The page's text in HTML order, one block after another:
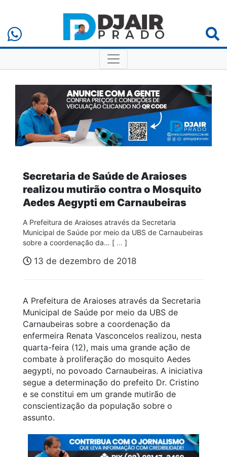
Secretaria de Saúde de Araioses
realizou mutirão contra o Mosquito
Aedes Aegypti em Carnaubeiras
A Prefeitura de Araioses através da Secretaria
Municipal de Saúde por meio da UBS de Carnaubeiras
sobre a coordenação da… [ … ]
13 de dezembro de 2018
A Prefeitura de Araioses através da Secretaria
Municipal de Saúde por meio da UBS de
Carnaubeiras sobre a coordenação da
enfermeira Renata Vasconcelos realizou, nesta
quarta-feira (12), mais uma grande ação de
combate à proliferação do mosquito Aedes
aegypti, no povoado Carnaubeiras. A iniciativa
segue a determinação do prefeito Dr. Cristino
e se constitui em um grande mutirão de
conscientização da população sobre o
assunto.